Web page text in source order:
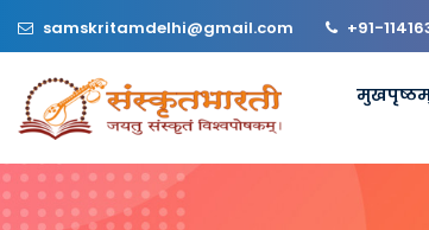
samskritamdelhi@gmail.com +91-